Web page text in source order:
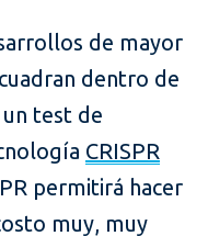
de mayor
dentro de
un test de
CRISPR
permitirá hacer
muy, muy